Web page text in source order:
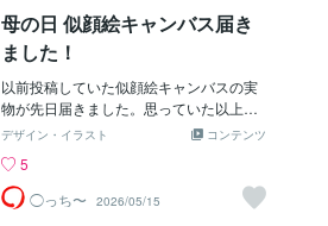
母の日 似顔絵キャンバス届き
ました！
以前投稿していた似顔絵キャンバスの実
物が先日届きました。思っていた以上に
キレイな仕上がりで、思わず見とれてし
い！…と心底思える贈り物になっていま
したよ(*^^*)できあがったのはコチラ↓そ
して、来月の父の日分も合わせて注文し
コンテンツ
デザイン・イラスト
5
◯っち〜
2026/05/15